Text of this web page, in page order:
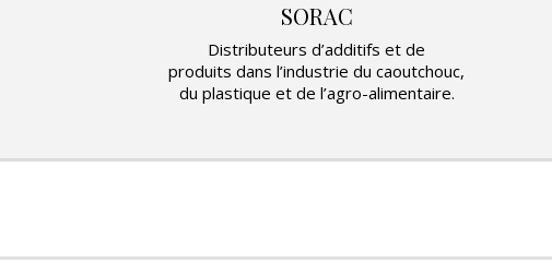
SORAC
Distributeurs d’additifs et de
produits dans l’industrie du caoutchouc,
du plastique et de l’agro-alimentaire.